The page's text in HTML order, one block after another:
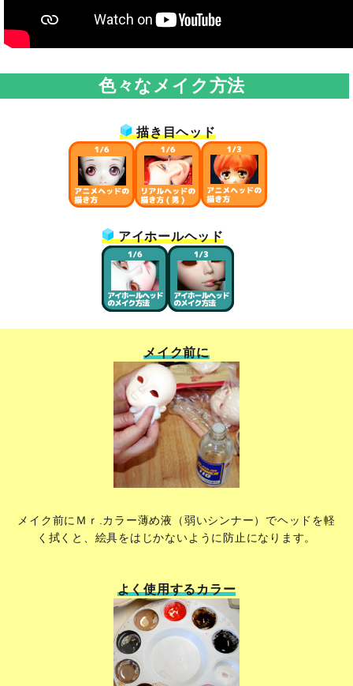
色々なメイク方法
描き目ヘッド
アイホールヘッド
メイク前に
メイク前にＭｒ.カラー薄め液（弱いシンナー）でヘッドを軽
く拭くと、絵具をはじかないように防止になります。
よく使用するカラー